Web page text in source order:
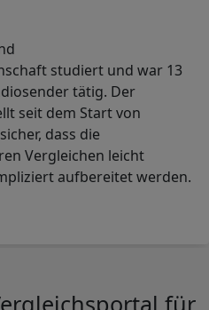
studiert und war 13
tätig. Der
seit dem Start von
dass die
Vergleichen leicht
aufbereitet werden.
für